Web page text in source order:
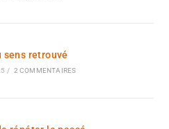
sens retrouvé
/ 2 COMMENTAIRES